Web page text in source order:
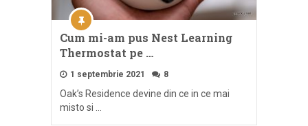
Cum mi-am pus Nest Learning
Thermostat pe …
1 septembrie 2021 8
Oak’s Residence devine din ce in ce mai
misto si …